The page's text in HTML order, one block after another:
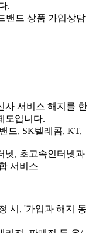
.
밴드 상품 가입상담
사 서비스 해지를 한
도입니다.
드, SK텔레콤, KT,
넷, 초고속인터넷과
서비스
시, '가입과 해지 동